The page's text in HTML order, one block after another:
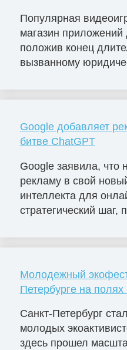
Популярная
магазин
положив конец
вызванному
Google добавляет
битве ChatGPT
Google заявила, что
рекламу в свой
интеллекта для
стратегический шаг,
Молодежный
Петербурге на
Санкт-Петербург
молодых
здесь прошел